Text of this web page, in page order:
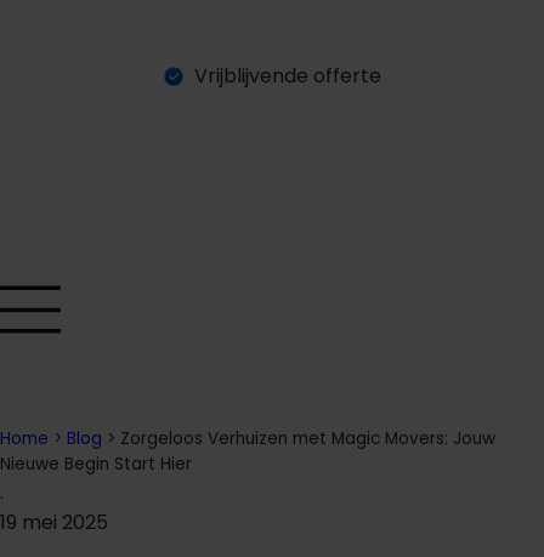
Vrijblijvende offerte
Home > Blog > Zorgeloos Verhuizen met Magic Movers: Jouw
Nieuwe Begin Start Hier
.
19 mei 2025